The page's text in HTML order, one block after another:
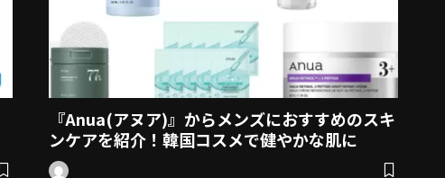
『Anua(アヌア)』からメンズにおすすめのスキ
ンケアを紹介！韓国コスメで健やかな肌に